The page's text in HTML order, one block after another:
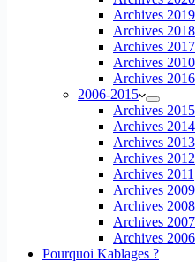
Archives 2019
Archives 2018
Archives 2017
Archives 2010
Archives 2016
2006-2015
Archives 2015
Archives 2014
Archives 2013
Archives 2012
Archives 2011
Archives 2009
Archives 2008
Archives 2007
Archives 2006
Pourquoi Kablages ?